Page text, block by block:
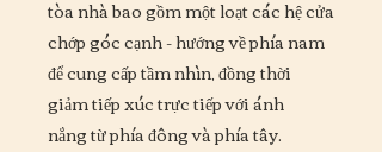
tòa nhà bao gồm một loạt các hệ cửa
chớp góc cạnh - hướng về phía nam
để cung cấp tầm nhìn, đồng thời
giảm tiếp xúc trực tiếp với ánh
nắng từ phía đông và phía tây.